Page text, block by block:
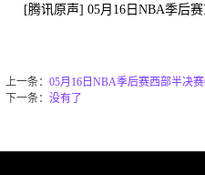
[腾讯原声] 05月16日NBA季后
上一条： 05月16日NBA季后赛西部半决
下一条： 没有了